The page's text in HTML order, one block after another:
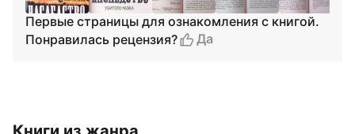
Первые страницы для ознакомления с книгой.
Понравилась рецензия?
Да